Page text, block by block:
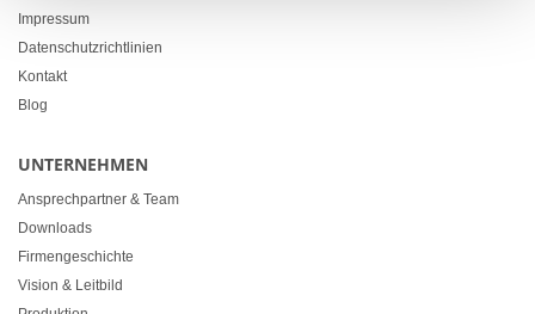
Impressum
Datenschutzrichtlinien
Kontakt
Blog
UNTERNEHMEN
Ansprechpartner & Team
Downloads
Firmengeschichte
Vision & Leitbild